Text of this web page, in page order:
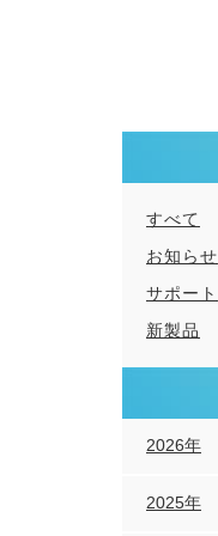
すべて
お知らせ
サポート
新製品
2026年
2025年